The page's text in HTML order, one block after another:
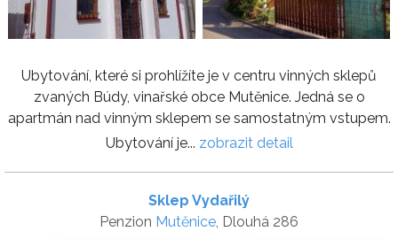
Ubytování, které si prohlížíte je v centru vinných sklepů
zvaných Búdy, vinařské obce Mutěnice. Jedná se o
apartmán nad vinným sklepem se samostatným vstupem.
Ubytování je... zobrazit detail
Sklep Vydařilý
Penzion Mutěnice, Dlouhá 286